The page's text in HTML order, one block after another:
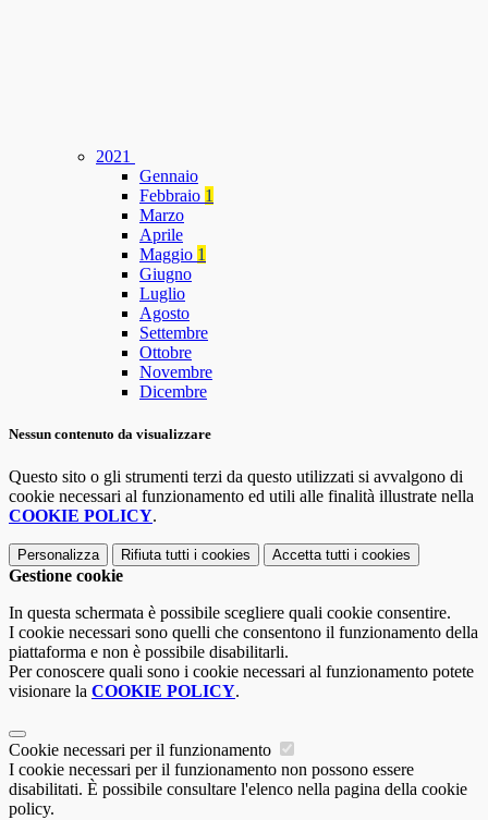
2021
Gennaio
Febbraio 1
Marzo
Aprile
Maggio 1
Giugno
Luglio
Agosto
Settembre
Ottobre
Novembre
Dicembre
Nessun contenuto da visualizzare
Questo sito o gli strumenti terzi da questo utilizzati si avvalgono di
cookie necessari al funzionamento ed utili alle finalità illustrate nella
COOKIE POLICY.
Personalizza Rifiuta tutti i cookies Accetta tutti i cookies
Gestione cookie
In questa schermata è possibile scegliere quali cookie consentire.
I cookie necessari sono quelli che consentono il funzionamento della
piattaforma e non è possibile disabilitarli.
Per conoscere quali sono i cookie necessari al funzionamento potete
visionare la COOKIE POLICY.
Cookie necessari per il funzionamento
I cookie necessari per il funzionamento non possono essere
disabilitati. È possibile consultare l'elenco nella pagina della cookie
policy.